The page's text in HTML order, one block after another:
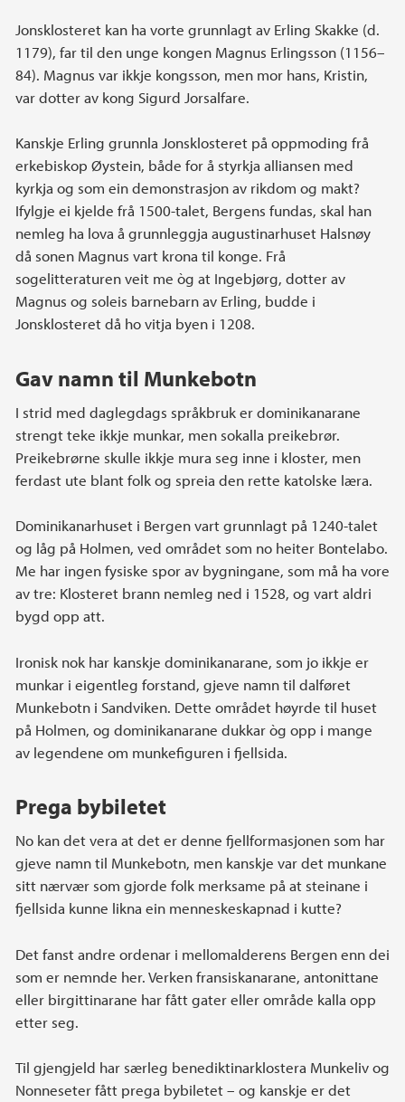
Jonsklosteret kan ha vorte grunnlagt av Erling Skakke (d.
1179), far til den unge kongen Magnus Erlingsson (1156–
84). Magnus var ikkje kongsson, men mor hans, Kristin,
var dotter av kong Sigurd Jorsalfare.
Kanskje Erling grunnla Jonsklosteret på oppmoding frå
erkebiskop Øystein, både for å styrkja alliansen med
kyrkja og som ein demonstrasjon av rikdom og makt?
Ifylgje ei kjelde frå 1500-talet, Bergens fundas, skal han
nemleg ha lova å grunnleggja augustinarhuset Halsnøy
då sonen Magnus vart krona til konge. Frå
sogelitteraturen veit me òg at Ingebjørg, dotter av
Magnus og soleis barnebarn av Erling, budde i
Jonsklosteret då ho vitja byen i 1208.
Gav namn til Munkebotn
I strid med daglegdags språkbruk er dominikanarane
strengt teke ikkje munkar, men sokalla preikebrør.
Preikebrørne skulle ikkje mura seg inne i kloster, men
ferdast ute blant folk og spreia den rette katolske læra.
Dominikanarhuset i Bergen vart grunnlagt på 1240-talet
og låg på Holmen, ved området som no heiter Bontelabo.
Me har ingen fysiske spor av bygningane, som må ha vore
av tre: Klosteret brann nemleg ned i 1528, og vart aldri
bygd opp att.
Ironisk nok har kanskje dominikanarane, som jo ikkje er
munkar i eigentleg forstand, gjeve namn til dalføret
Munkebotn i Sandviken. Dette området høyrde til huset
på Holmen, og dominikanarane dukkar òg opp i mange
av legendene om munkefiguren i fjellsida.
Prega bybiletet
No kan det vera at det er denne fjellformasjonen som har
gjeve namn til Munkebotn, men kanskje var det munkane
sitt nærvær som gjorde folk merksame på at steinane i
fjellsida kunne likna ein menneskeskapnad i kutte?
Det fanst andre ordenar i mellomalderens Bergen enn dei
som er nemnde her. Verken fransiskanarane, antonittane
eller birgittinarane har fått gater eller område kalla opp
etter seg.
Til gjengjeld har særleg benediktinarklostera Munkeliv og
Nonneseter fått prega bybiletet – og kanskje er det